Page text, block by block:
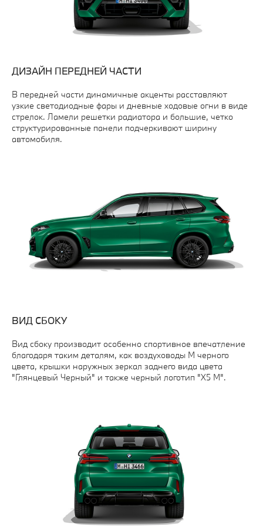
ДИЗАЙН ПЕРЕДНЕЙ ЧАСТИ
В передней части динамичные акценты расставляют
узкие светодиодные фары и дневные ходовые огни в виде
стрелок. Ламели решетки радиатора и большие, четко
структурированные панели подчеркивают ширину
автомобиля.
ВИД СБОКУ
Вид сбоку производит особенно спортивное впечатление
благодаря таким деталям, как воздуховоды M черного
цвета, крышки наружных зеркал заднего вида цвета
"Глянцевый Черный" и также черный логотип "X5 M".